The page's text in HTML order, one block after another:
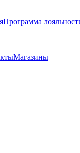
Программа
Магазины